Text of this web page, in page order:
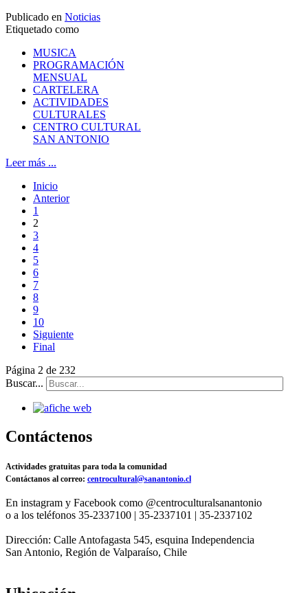
Publicado en Noticias
Etiquetado como
MUSICA
PROGRAMACIÓN
MENSUAL
CARTELERA
ACTIVIDADES
CULTURALES
CENTRO CULTURAL
SAN ANTONIO
Leer más ...
Inicio
Anterior
1
2
3
4
5
6
7
8
9
10
Siguiente
Final
Página 2 de 232
Buscar...
Contáctenos
Actividades gratuitas para toda la comunidad
Contáctanos al correo: centrocultural@sanantonio.cl
En instagram y Facebook como @centroculturalsanantonio
o a los teléfonos 35-2337100 | 35-2337101 | 35-2337102
Dirección: Calle Antofagasta 545, esquina Independencia
San Antonio, Región de Valparaíso, Chile